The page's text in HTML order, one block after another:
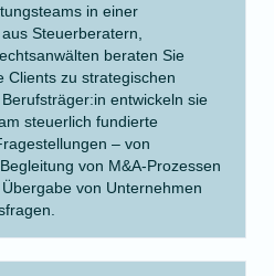
in einer
Steuerberatern,
beraten Sie
Clients zu strategischen
entwickeln sie
steuerlich fundierte
– von
von M&A-Prozessen
von Unternehmen